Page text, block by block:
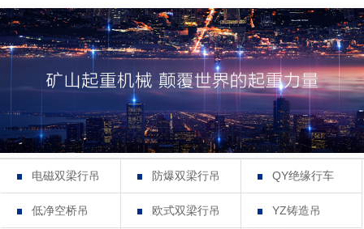
电磁双梁行吊 防爆双梁行吊 QY绝缘行车
低净空桥吊 欧式双梁行吊 YZ铸造吊